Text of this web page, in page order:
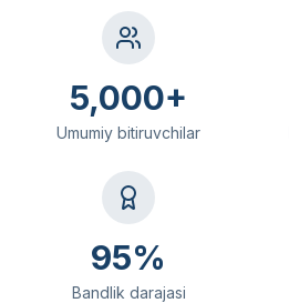
5,000+
Umumiy bitiruvchilar
95%
Bandlik darajasi